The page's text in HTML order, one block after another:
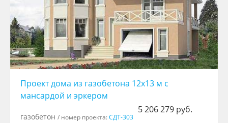
Проект дома из газобетона 12х13 м с
мансардой и эркером
5 206 279 руб.
газобетон / номер проекта:СДТ-303